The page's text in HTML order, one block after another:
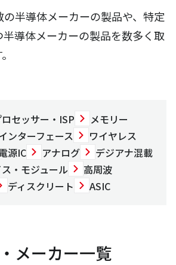
半導体メーカーの製品や、特定
導体メーカーの製品を数多く取
セッサー・ISP
メモリー
ンターフェース
ワイヤレス
源IC アナログ
デジアナ混載
・モジュール
高周波
ディスクリート ASIC
メーカー一覧